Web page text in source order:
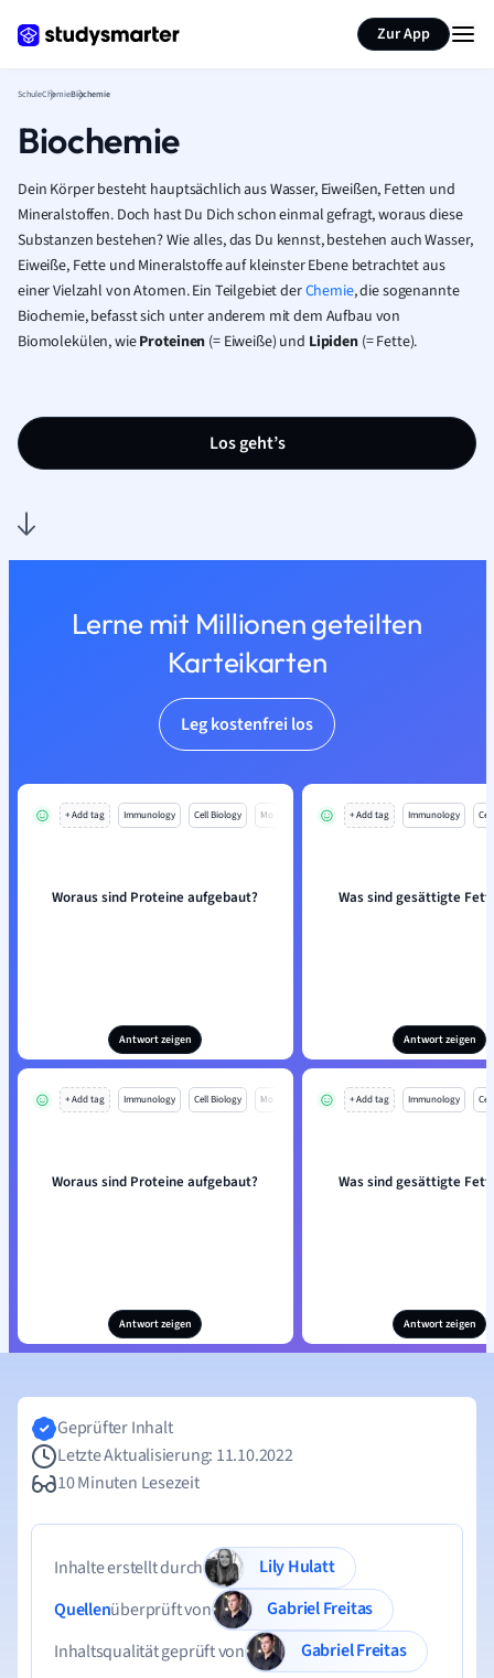
Zur App
SchuleChemieBiochemie
Biochemie
Dein Körper besteht hauptsächlich aus Wasser, Eiweißen, Fetten und
Mineralstoffen. Doch hast Du Dich schon einmal gefragt, woraus diese
Substanzen bestehen? Wie alles, das Du kennst, bestehen auch Wasser,
Eiweiße, Fette und Mineralstoffe auf kleinster Ebene betrachtet aus
einer Vielzahl von Atomen. Ein Teilgebiet derChemie, die sogenannte
Biochemie, befasst sich unter anderem mit dem Aufbau von
Biomolekülen, wieProteinen (= Eiweiße) und Lipiden (= Fette).
Los geht’s
Lerne mit Millionen geteilten
Karteikarten
Leg kostenfrei los
+ Add tag Immunology Cell Biology Mo
Woraus sind Proteine aufgebaut?
Antwort zeigen
+ Add tag Immunology
Was sind gesättigte
Antwort zeigen
+ Add tag Immunology Cell Biology Mo
Woraus sind Proteine aufgebaut?
Antwort zeigen
+ Add tag Immunology
Was sind gesättigte
Antwort zeigen
Seite zusammenfassen
Geprüfter Inhalt
Letzte Aktualisierung: 11.10.2022
10 Minuten Lesezeit
Inhalte erstellt durch
Lily Hulatt
Quellenüberprüft von
Gabriel Freitas
Inhaltsqualität geprüft von
Gabriel Freitas